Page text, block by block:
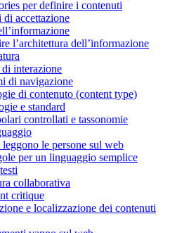
per definire i contenuti
accettazione
l’architettura dell’informazione
interazione
di navigazione
di contenuto (content type)
e standard
controllati e tassonomie
le persone sul web
per un linguaggio semplice
collaborativa
critique
e localizzazione dei contenuti